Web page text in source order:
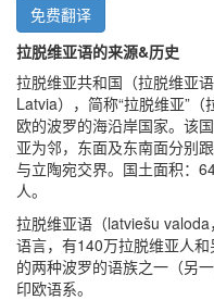
免费翻译
拉脱维亚语的来源&历史
拉脱维亚共和国（拉脱维亚
Latvia），简称“拉脱维亚”
欧的波罗的海沿岸国家。该
亚为邻，东面及东南面分别
与立陶宛交界。国土面积：
人。
拉脱维亚语（latviešu
语言，有140万拉脱维亚人
的两种波罗的语族之一（另
印欧语系。